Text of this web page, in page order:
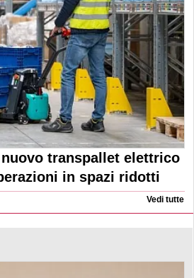
transpallet elettrico
in spazi ridotti
Vedi tutte